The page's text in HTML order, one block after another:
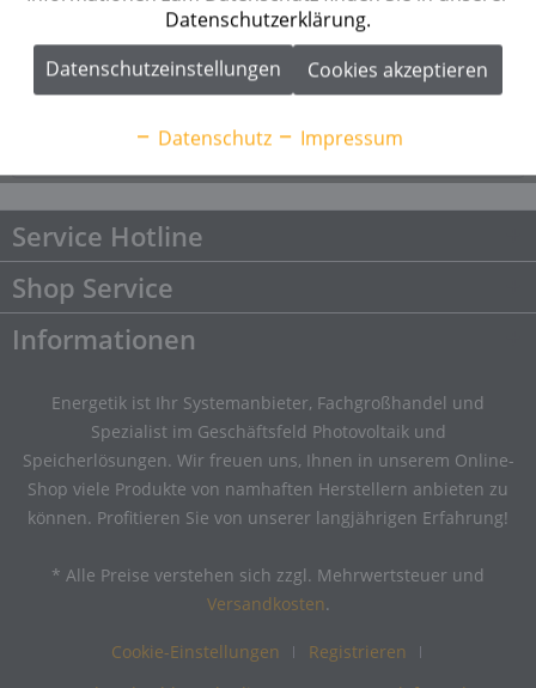
BYD Battery-Box Premium HVB 11.8 Batterieset 11,88
kWh Der Hochvoltspeicher mit selbst...mehr
Downloads
Service Hotline
Shop Service
Informationen
Energetik ist Ihr Systemanbieter, Fachgroßhandel und
Spezialist im Geschäftsfeld Photovoltaik und
Speicherlösungen. Wir freuen uns, Ihnen in unserem Online-
Shop viele Produkte von namhaften Herstellern anbieten zu
können. Profitieren Sie von unserer langjährigen Erfahrung!
* Alle Preise verstehen sich zzgl. Mehrwertsteuer und
Versandkosten.
Cookie-Einstellungen
Registrieren
Datenschutzerklärung.
Datenschutzeinstellungen
Cookies akzeptieren
Datenschutz Impressum